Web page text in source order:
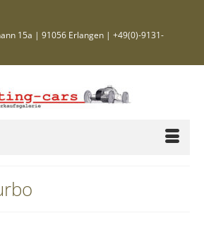
15a | 91056 Erlangen | +49(0)-9131-